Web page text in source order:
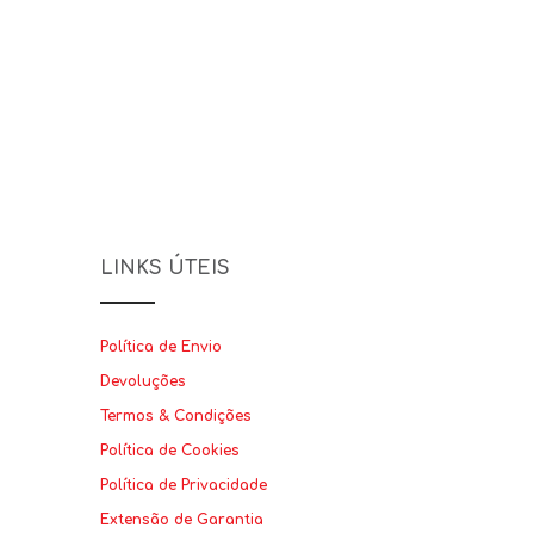
LINKS ÚTEIS
Política de Envio
Devoluções
Termos & Condições
Política de Cookies
Política de Privacidade
Extensão de Garantia